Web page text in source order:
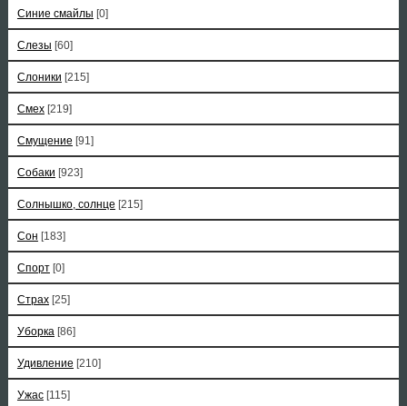
Синие смайлы [0]
Слезы [60]
Слоники [215]
Смех [219]
Смущение [91]
Собаки [923]
Солнышко, солнце [215]
Сон [183]
Спорт [0]
Страх [25]
Уборка [86]
Удивление [210]
Ужас [115]